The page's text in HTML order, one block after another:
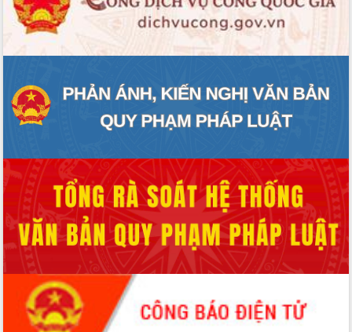
Lắk
Khơi thông điểm nghẽn, đẩy nhanh
giải ngân vốn khắc phục thiên tai
hoạch tỉnh thời kỳ 2021-2030
Hội thảo góp ý hồ sơ điều chỉnh quy
hoạch tỉnh Đắk Lắk thời kỳ 2021-2030,
Nâng cao hiệu quả hoạt động của các
doanh nghiệp nhà nước
Hội nghị triển khai kết nối mạng
truyền số liệu chuyên dùng phục vụ cơ
quan Đảng, Nhà nước
Lễ phát động chuỗi hoạt động chung
tay làm sạch môi trường
Xã Ea Kar bước chuyển mình trong
công tác cải cách hành chính mô hình
mới